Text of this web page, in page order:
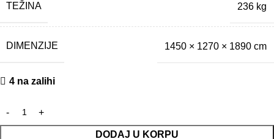
TEŽINA 236 kg
DIMENZIJE 1450 × 1270 × 1890 cm
4 na zalihi
DODAJ U KORPU